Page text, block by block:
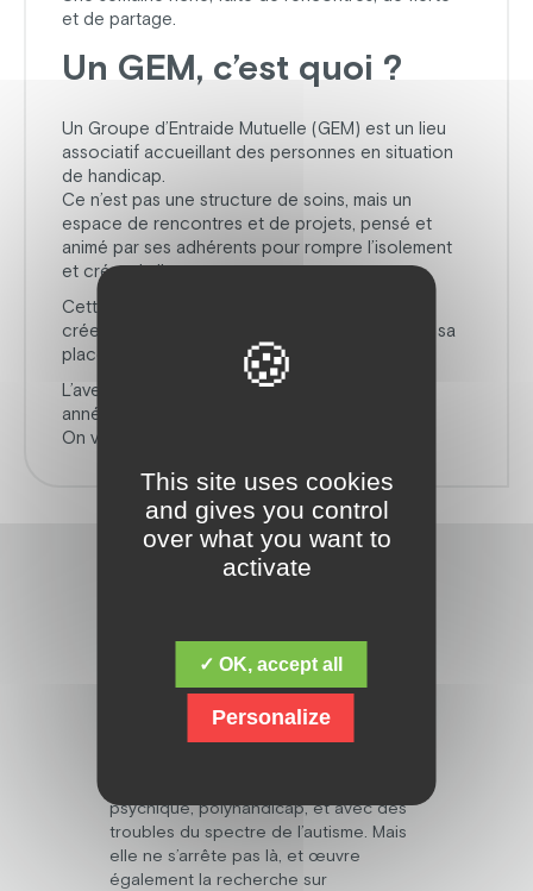
et de partage.
Un GEM, c’est quoi ?
Un Groupe d’Entraide Mutuelle (GEM) est un lieu
associatif accueillant des personnes en situation
de handicap.
Ce n’est pas une structure de soins, mais un
espace de rencontres et de projets, pensé et
animé par ses adhérents pour rompre l’isolement
et créer du lien.
Cette exposition en est une belle illustration :
créer, partager, s’ouvrir aux autres… et prendre sa
place dans la vie locale.
L’aventure pourrait bien être renouvelée cette
année, avec de nouvelles œuvres !
On vous tient très vite au courant !
Découvrez la fondation Jacques Chirac,
psychique, polyhandicap, et avec des
troubles du spectre de l’autisme. Mais
elle ne s’arrête pas là, et œuvre
également la recherche sur
This site uses cookies
and gives you control
over what you want to
activate
✓ OK, accept all
Personalize